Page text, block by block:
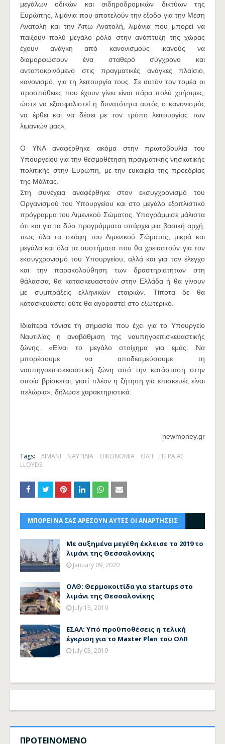
μεγάλων οδικών και σιδηροδρομικών δικτύων της
Ευρώπης, λιμάνια που αποτελούν την έξοδο για την Μέση
Ανατολή και την Άπω Ανατολή, λιμάνια που μπορεί να
παίξουν πολύ μεγάλο ρόλο στην ανάπτυξη της χώρας
έχουν ανάγκη από κανονισμούς ικανούς να
διαμορφώσουν ένα σταθερό σύγχρονο και
ανταποκρινόμενο στις πραγματικές ανάγκες πλαίσιο,
κανονισμό, για τη λειτουργία τους. Σε αυτόν τον τομέα οι
προσπάθειες που έχουν γίνει είναι πάρα πολύ χρήσιμες,
ώστε να εξασφαλιστεί η δυνατότητα αυτός ο κανονισμός
να έρθει και να δέσει με τον τρόπο λειτουργίας των
λιμανιών μας».
Ο ΥΝΑ αναφέρθηκε ακόμα στην πρωτοβουλία του
Υπουργείου για την θεσμοθέτηση πραγματικής νησιωτικής
πολιτικής στην Ευρώπη, με την ευκαιρία της προεδρίας
της Μάλτας.
Στη συνέχεια αναφέρθηκε στον εκσυγχρονισμό του
Οργανισμού του Υπουργείου και στο μεγάλο εξοπλιστικό
πρόγραμμα του Λιμενικού Σώματος. Υπογράμμισε μάλιστα
ότι και για τα δύο προγράμματα υπάρχει μια βασική αρχή,
πως όλα τα σκάφη του Λιμενικού Σώματος, μικρά και
μεγάλα και όλα τα συστήματα που θα χρειαστούν για τον
εκσυγχρονισμό του Υπουργείου, αλλά και για τον έλεγχο
και την παρακολούθηση των δραστηριοτήτων στη
θάλασσα, θα κατασκευαστούν στην Ελλάδα ή θα γίνουν
με συμπράξεις ελληνικών εταιριών. Τίποτα δε θα
κατασκευαστεί ούτε θα αγοραστεί στο εξωτερικό.
Ιδιαίτερα τόνισε τη σημασία που έχει για το Υπουργείο
Ναυτιλίας η αναβάθμιση της ναυπηγοεπισκευαστικής
ζώνης. «Είναι το μεγάλο στοίχημα για εμάς. Να
μπορέσουμε να αποδεσμεύσουμε τη
ναυπηγοεπισκευαστική ζώνη από την κατάσταση στην
οποία βρίσκεται, γιατί πλέον η ζήτηση για επισκευές είναι
πελώρια», δήλωσε χαρακτηριστικά.
newmoney.gr
Tags: ΛΙΜΑΝΙ ΝΑΥΤΙΛΙΑ ΟΙΚΟΝΟΜΙΑ ΟΛΠ
ΠΕΙΡΑΙΑΣ
LLOYDS
ΜΠΟΡΕΙ ΝΑ ΣΑΣ ΑΡΕΣΟΥΝ ΑΥΤΕΣ ΟΙ ΑΝΑΡΤΗΣΕΙΣ
Με αυξημένα μεγέθη έκλεισε το 2019 το
λιμάνι της Θεσσαλονίκης
January 09, 2020
ΟΛΘ: Θερμοκοιτίδα για startups στο
λιμάνι της Θεσσαλονίκης
July 15, 2019
ΕΣΑΛ: Υπό προϋποθέσεις η τελική
έγκριση για το Master Plan του ΟΛΠ
July 03, 2019
ΠΡΟΤΕΙΝΟΜΕΝΟ